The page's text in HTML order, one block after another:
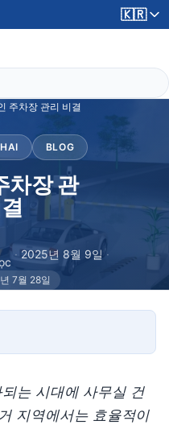
🇰🇷
주차장 관리 비결
BLOG
차장 관
· 2025년 8월 9일 ·
7월 28일
는 시대에 사무실 건
지역에서는 효율적이